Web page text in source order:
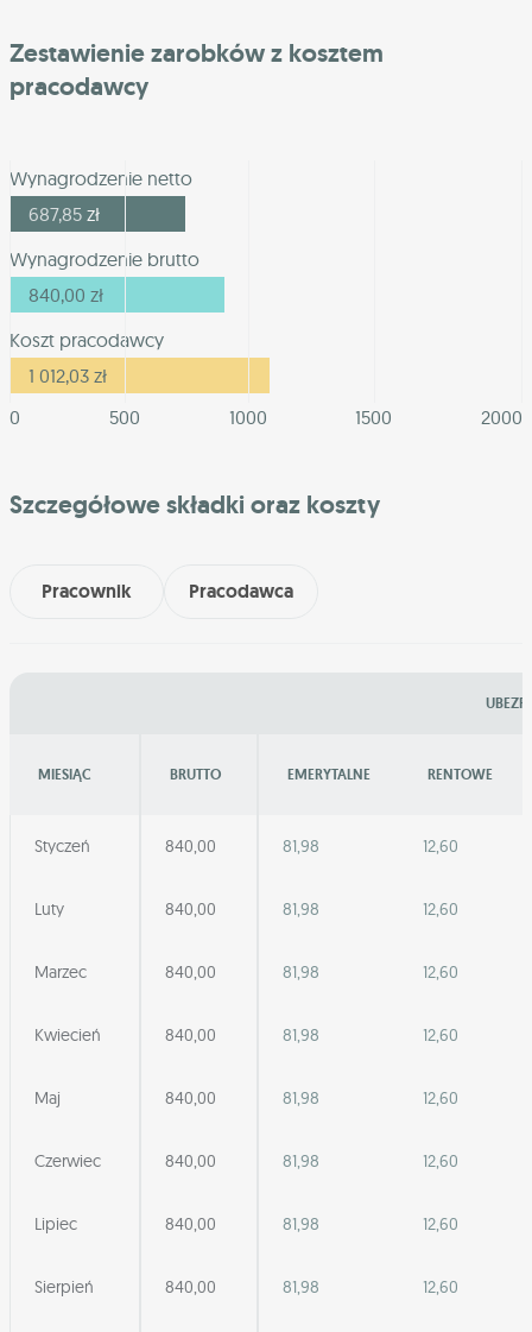
Zestawienie zarobków z kosztem
pracodawcy
Wynagrodzenie netto
687,85 zł
Wynagrodzenie brutto
840,00 zł
Koszt pracodawcy
1 012,03 zł
0
500 1000 1500 2000
Szczegółowe składki oraz koszty
Pracownik Pracodawca
MIESIĄC BRUTTO EMERYTALNE RENTOWE
Styczeń 840,00 81,98 12,60
Luty 840,00 81,98 12,60
Marzec 840,00 81,98 12,60
Kwiecień 840,00 81,98 12,60
Maj 840,00 81,98 12,60
Czerwiec 840,00 81,98 12,60
Lipiec 840,00 81,98 12,60
Sierpień 840,00 81,98 12,60